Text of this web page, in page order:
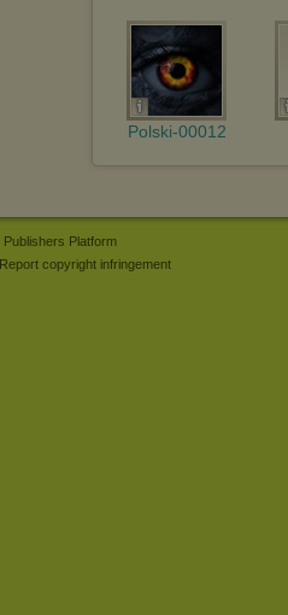
Polski-00012
Publishers Platform
Report copyright infringement